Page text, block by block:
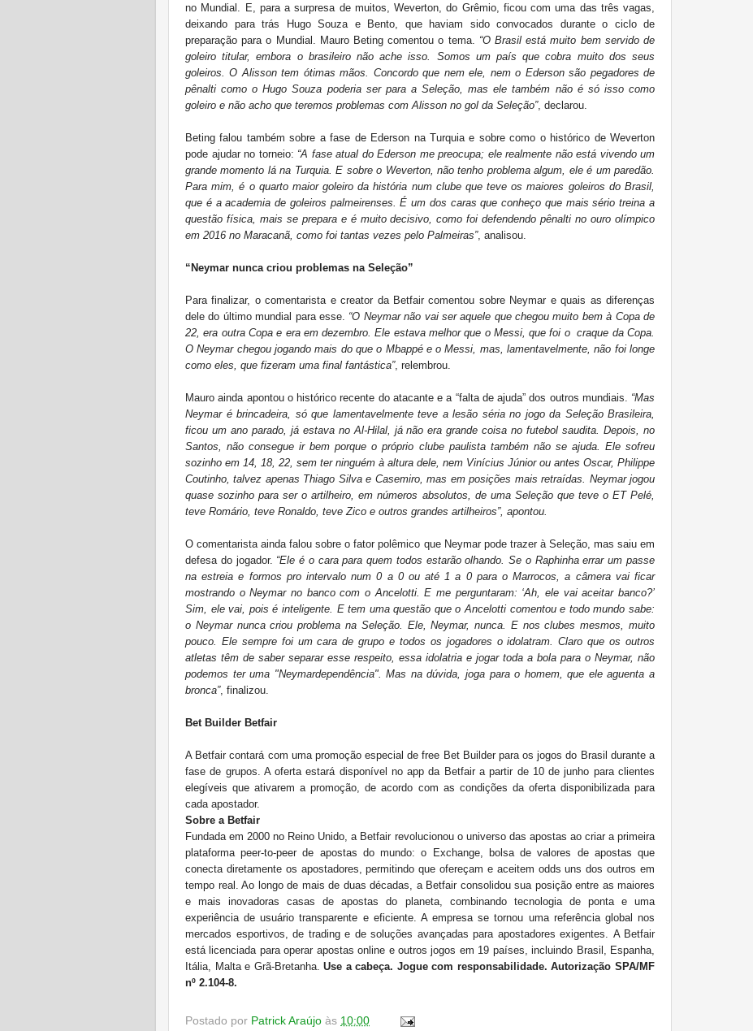
no Mundial. E, para a surpresa de muitos, Weverton, do Grêmio, ficou com uma das três vagas,
deixando para trás Hugo Souza e Bento, que haviam sido convocados durante o ciclo de
preparação para o Mundial. Mauro Beting comentou o tema. “O Brasil está muito bem servido de
goleiro titular, embora o brasileiro não ache isso. Somos um país que cobra muito dos seus
goleiros. O Alisson tem ótimas mãos. Concordo que nem ele, nem o Ederson são pegadores de
pênalti como o Hugo Souza poderia ser para a Seleção, mas ele também não é só isso como
goleiro e não acho que teremos problemas com Alisson no gol da Seleção”, declarou.
Beting falou também sobre a fase de Ederson na Turquia e sobre como o histórico de Weverton
pode ajudar no torneio: “A fase atual do Ederson me preocupa; ele realmente não está vivendo um
grande momento lá na Turquia. E sobre o Weverton, não tenho problema algum, ele é um paredão.
Para mim, é o quarto maior goleiro da história num clube que teve os maiores goleiros do Brasil,
que é a academia de goleiros palmeirenses. É um dos caras que conheço que mais sério treina a
questão física, mais se prepara e é muito decisivo, como foi defendendo pênalti no ouro olímpico
em 2016 no Maracanã, como foi tantas vezes pelo Palmeiras”, analisou.
“Neymar nunca criou problemas na Seleção”
Para finalizar, o comentarista e creator da Betfair comentou sobre Neymar e quais as diferenças
dele do último mundial para esse. “O Neymar não vai ser aquele que chegou muito bem à Copa de
22, era outra Copa e era em dezembro. Ele estava melhor que o Messi, que foi o craque da Copa.
O Neymar chegou jogando mais do que o Mbappé e o Messi, mas, lamentavelmente, não foi longe
como eles, que fizeram uma final fantástica”, relembrou.
Mauro ainda apontou o histórico recente do atacante e a “falta de ajuda” dos outros mundiais. “Mas
Neymar é brincadeira, só que lamentavelmente teve a lesão séria no jogo da Seleção Brasileira,
ficou um ano parado, já estava no Al-Hilal, já não era grande coisa no futebol saudita. Depois, no
Santos, não consegue ir bem porque o próprio clube paulista também não se ajuda. Ele sofreu
sozinho em 14, 18, 22, sem ter ninguém à altura dele, nem Vinícius Júnior ou antes Oscar, Philippe
Coutinho, talvez apenas Thiago Silva e Casemiro, mas em posições mais retraídas. Neymar jogou
quase sozinho para ser o artilheiro, em números absolutos, de uma Seleção que teve o ET Pelé,
teve Romário, teve Ronaldo, teve Zico e outros grandes artilheiros”, apontou.
O comentarista ainda falou sobre o fator polêmico que Neymar pode trazer à Seleção, mas saiu em
defesa do jogador. “Ele é o cara para quem todos estarão olhando. Se o Raphinha errar um passe
na estreia e formos pro intervalo num 0 a 0 ou até 1 a 0 para o Marrocos, a câmera vai ficar
mostrando o Neymar no banco com o Ancelotti. E me perguntaram: ‘Ah, ele vai aceitar banco?’
Sim, ele vai, pois é inteligente. E tem uma questão que o Ancelotti comentou e todo mundo sabe:
o Neymar nunca criou problema na Seleção. Ele, Neymar, nunca. E nos clubes mesmos, muito
pouco. Ele sempre foi um cara de grupo e todos os jogadores o idolatram. Claro que os outros
atletas têm de saber separar esse respeito, essa idolatria e jogar toda a bola para o Neymar, não
podemos ter uma "Neymardependência". Mas na dúvida, joga para o homem, que ele aguenta a
bronca”, finalizou.
Bet Builder Betfair
A Betfair contará com uma promoção especial de free Bet Builder para os jogos do Brasil durante a
fase de grupos. A oferta estará disponível no app da Betfair a partir de 10 de junho para clientes
elegíveis que ativarem a promoção, de acordo com as condições da oferta disponibilizada para
cada apostador.
Sobre a Betfair
Fundada em 2000 no Reino Unido, a Betfair revolucionou o universo das apostas ao criar a primeira
plataforma peer-to-peer de apostas do mundo: o Exchange, bolsa de valores de apostas que
conecta diretamente os apostadores, permitindo que ofereçam e aceitem odds uns dos outros em
tempo real. Ao longo de mais de duas décadas, a Betfair consolidou sua posição entre as maiores
e mais inovadoras casas de apostas do planeta, combinando tecnologia de ponta e uma
experiência de usuário transparente e eficiente. A empresa se tornou uma referência global nos
mercados esportivos, de trading e de soluções avançadas para apostadores exigentes. A Betfair
está licenciada para operar apostas online e outros jogos em 19 países, incluindo Brasil, Espanha,
Itália, Malta e Grã-Bretanha.Use a cabeça. Jogue com responsabilidade. Autorização SPA/MF
nº 2.104-8.
Postado por Patrick Araújo às 10:00